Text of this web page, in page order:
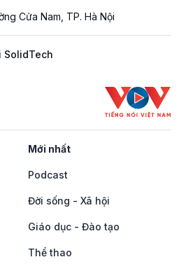
Cửa Nam, TP. Hà Nội
SolidTech
Mới nhất
Podcast
Đời sống - Xã hội
Giáo dục - Đào tạo
Thể thao